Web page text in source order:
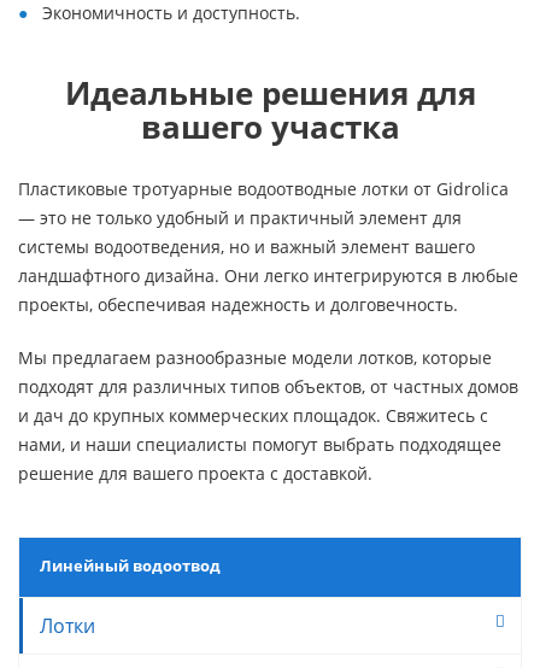
Экономичность и доступность.
Идеальные решения для
вашего участка
Пластиковые тротуарные водоотводные лотки от Gidrolica
— это не только удобный и практичный элемент для
системы водоотведения, но и важный элемент вашего
ландшафтного дизайна. Они легко интегрируются в любые
проекты, обеспечивая надежность и долговечность.
Мы предлагаем разнообразные модели лотков, которые
подходят для различных типов объектов, от частных домов
и дач до крупных коммерческих площадок. Свяжитесь с
нами, и наши специалисты помогут выбрать подходящее
решение для вашего проекта с доставкой.
Линейный водоотвод
Лотки